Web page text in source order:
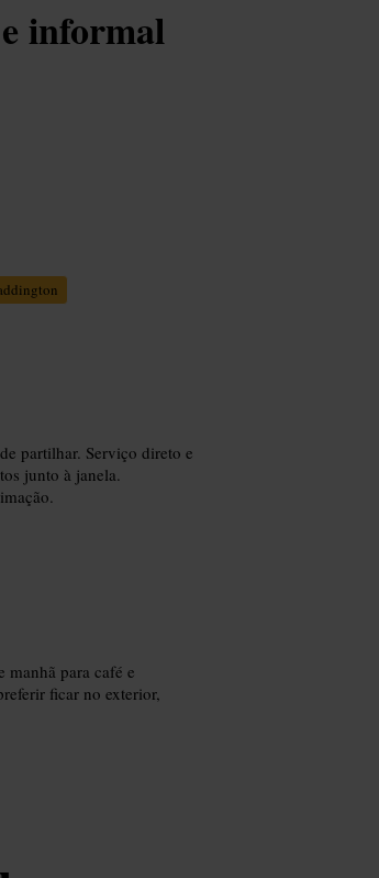
informal
partilhar. Serviço direto e
junto à janela.
manhã para café e
ficar no exterior,